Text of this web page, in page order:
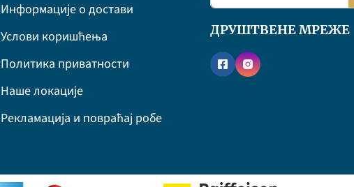
Информације о достави
Услови коришћења
Политика приватности
Наше локације
Рекламација и повраћај робе
ДРУШТВЕНЕ МРЕЖЕ